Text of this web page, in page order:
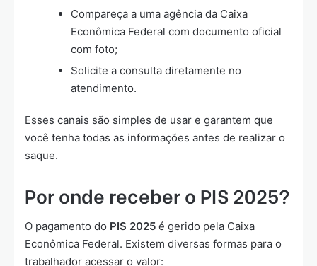
Compareça a uma agência da Caixa
Econômica Federal com documento oficial
com foto;
Solicite a consulta diretamente no
atendimento.
Esses canais são simples de usar e garantem que
você tenha todas as informações antes de realizar o
saque.
Por onde receber o PIS 2025?
O pagamento do PIS 2025 é gerido pela Caixa
Econômica Federal. Existem diversas formas para o
trabalhador acessar o valor: